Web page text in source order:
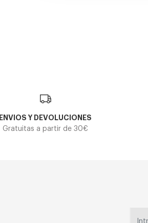
ENVIOS Y DEVOLUCIONES
Gratuitas a partir de 30€